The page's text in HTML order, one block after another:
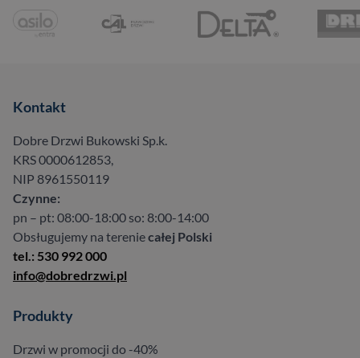
Kontakt
Dobre Drzwi Bukowski Sp.k.
KRS 0000612853,
NIP 8961550119
Czynne:
pn – pt: 08:00-18:00 so: 8:00-14:00
Obsługujemy na tereniecałej Polski
tel.: 530 992 000
info@dobredrzwi.pl
Produkty
Drzwi w promocji do -40%